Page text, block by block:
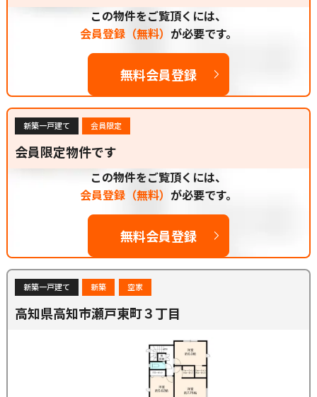
この物件をご覧頂くには、
会員登録（無料） が必要です。
無料会員登録
新築一戸建て 会員限定
会員限定物件です
この物件をご覧頂くには、
会員登録（無料） が必要です。
無料会員登録
新築一戸建て 新築 空家
高知県高知市瀬戸東町３丁目